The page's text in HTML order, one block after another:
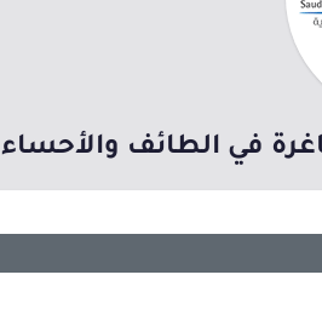
في الطائف والأحساء